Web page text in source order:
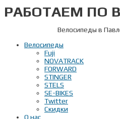
Перейти
кРАБОТАЕМ ПО
Велосипеды в
Велосипеды
Fuji
NOVATRACK
FORWARD
STINGER
STELS
SE-BIKES
Twitter
Скидки
О нас